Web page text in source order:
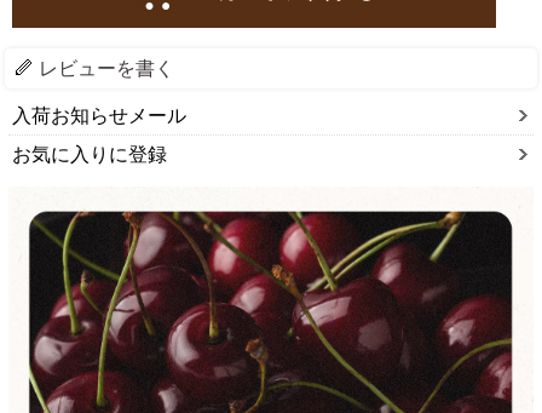
レビューを書く
入荷お知らせメール
お気に入りに登録